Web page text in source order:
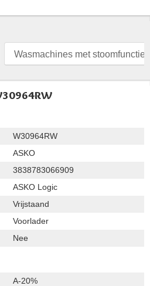
Wasmachines met stoomfunctie
W30964RW
ASKO
3838783066909
ASKO Logic
Vrijstaand
Voorlader
Nee
A-20%